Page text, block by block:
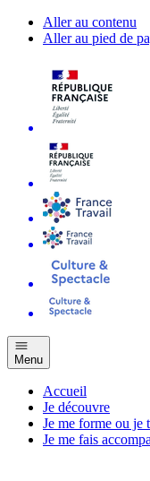
Aller au contenu
Aller au pied de
Menu
Accueil
Je découvre
Je me forme ou je
Je me fais